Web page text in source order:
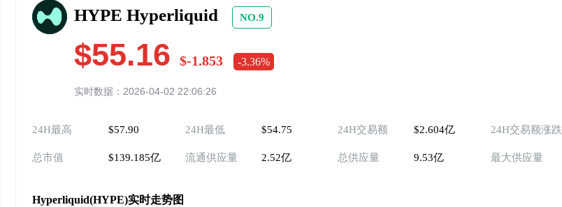
HYPE Hyperliquid NO.9
$55.16 $-1.853 -3.36%
实时数据：2026-04-02 22:06:26
24H最高 $57.90 24H最低 $54.75 24H交易额 $2.604亿 24H交易额涨跌
总市值 $139.185亿 流通供应量 2.52亿 总供应量 9.53亿 最大供应量
Hyperliquid(HYPE)实时走势图